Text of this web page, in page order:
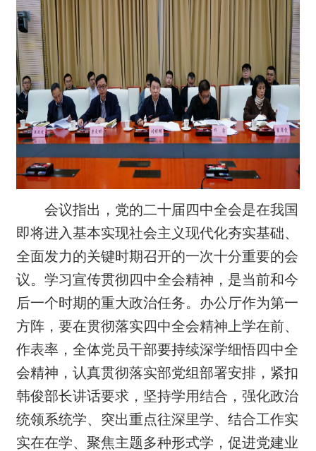
会议指出，党的二十届四中全会是在我国
即将进入基本实现社会主义现代化夯实基础、
全面发力的关键时期召开的一次十分重要的会
议。学习宣传贯彻四中全会精神，是当前和今
后一个时期的重大政治任务。办公厅作为第一
方阵，要在贯彻落实四中全会精神上学在前、
作表率，全体党员干部要持续深学细悟四中全
会精神，认真贯彻落实部党组部署安排，紧扣
韩俊部长讲话要求，坚持学用结合，强化政治
统领系统学、突出重点往深里学、结合工作实
实在在学、聚焦主题多种形式学，促进党建业